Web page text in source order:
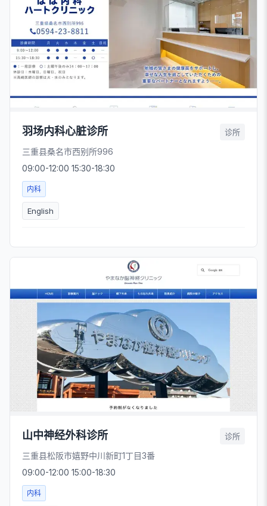
羽场内科心脏诊所 诊所
三重县桑名市西别所996
09:00-12:00 15:30-18:30
内科
English
山中神经外科诊所 诊所
三重县松阪市嬉野中川新町1丁目3番
09:00-12:00 15:00-18:30
内科